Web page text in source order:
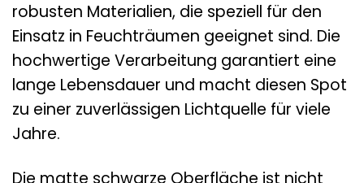
robusten Materialien, die speziell für den
Einsatz in Feuchträumen geeignet sind. Die
hochwertige Verarbeitung garantiert eine
lange Lebensdauer und macht diesen Spot
zu einer zuverlässigen Lichtquelle für viele
Jahre.
Die matte schwarze Oberfläche ist nicht